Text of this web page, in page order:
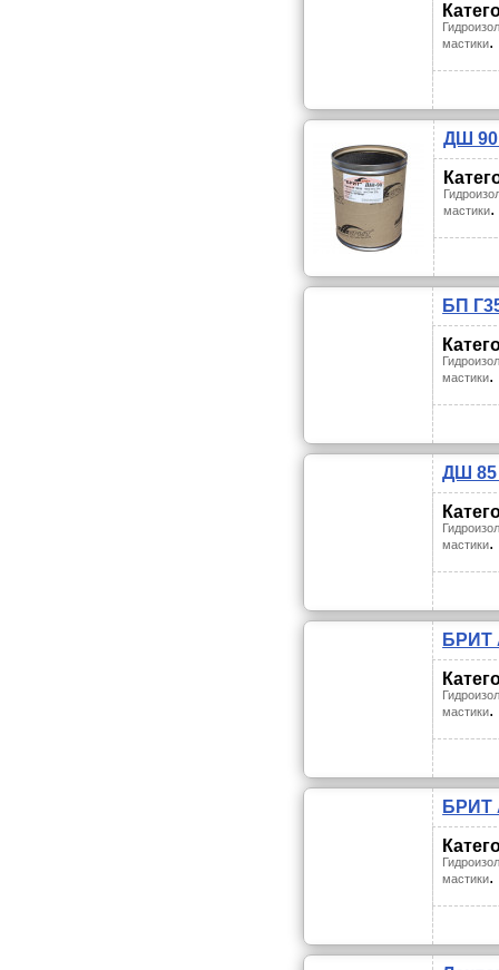
мастики.
ДШ
мастики.
БП
мастики.
ДШ
мастики.
БРИТ
мастики.
БРИТ
мастики.